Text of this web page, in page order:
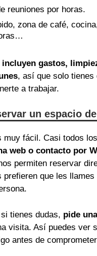
reuniones por horas.
zona de café,
incluyen gastos,
, así que solo tienes
a trabajar.
un espacio
muy fácil. Casi todos
web o contacto por
permiten reservar
prefieren que les
tienes dudas, pide
visita. Así puedes ver
antes de